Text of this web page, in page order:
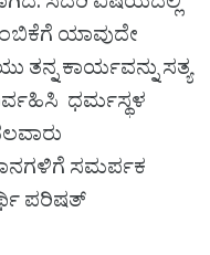
ಯಾವುದೇ
ಕಾರ್ಯವನ್ನು ಸತ್ಯ
ಧರ್ಮಸ್ಥಳ
ಸಮರ್ಪಕ
ಪರಿಷತ್